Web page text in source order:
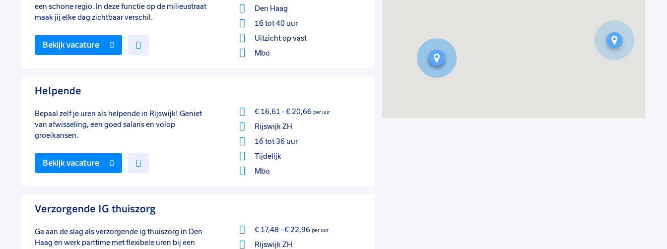
een schone regio. In deze functie op de milieustraat
maak jij elke dag zichtbaar verschil.
Den Haag
16 tot 40 uur
Uitzicht op vast
Mbo
Bekijk vacature
Helpende
Bepaal zelf je uren als helpende in Rijswijk! Geniet
van afwisseling, een goed salaris en volop
groeikansen.
€ 16,61 - € 20,66 per uur
Rijswijk ZH
16 tot 36 uur
Tijdelijk
Mbo
Bekijk vacature
Verzorgende IG thuiszorg
Ga aan de slag als verzorgende ig thuiszorg in Den
Haag en werk parttime met flexibele uren bij een
€ 17,48 - € 22,96 per uur
Rijswijk ZH